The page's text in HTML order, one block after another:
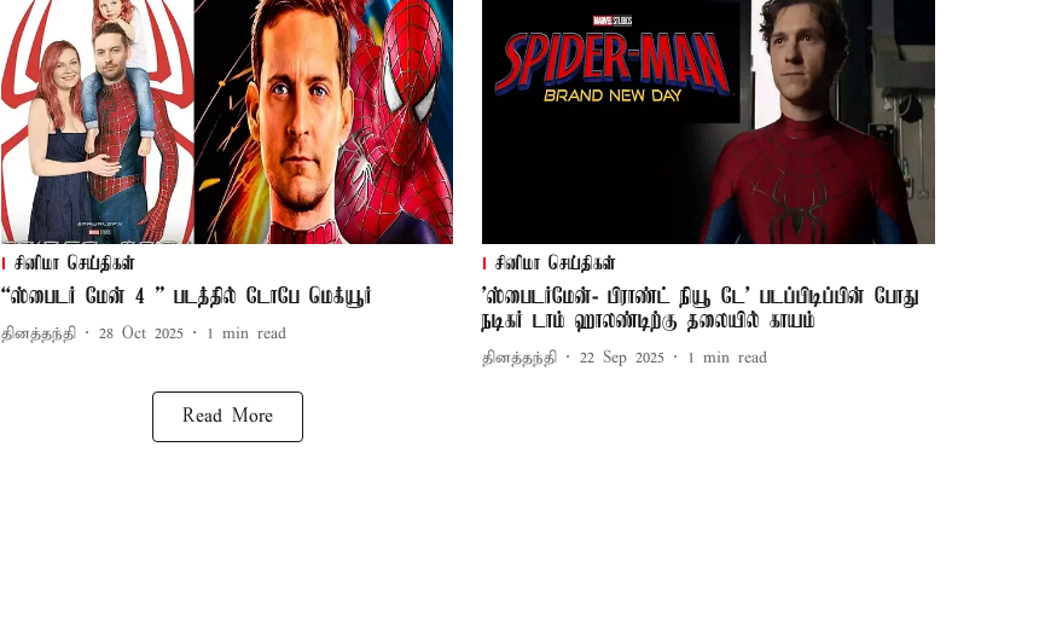
சினிமா செய்திகள்
“ஸ்பைடர் மேன் 4 ” படத்தில் டோபே மெக்யூர்
தினத்தந்தி 28 Oct 2025 1 min read
சினிமா செய்திகள்
'ஸ்பைடர்மேன்- பிராண்ட் நியூ டே' படப்பிடிப்பின் போது
நடிகர் டாம் ஹாலண்டிற்கு தலையில் காயம்
தினத்தந்தி 22 Sep 2025 1 min read
Read More